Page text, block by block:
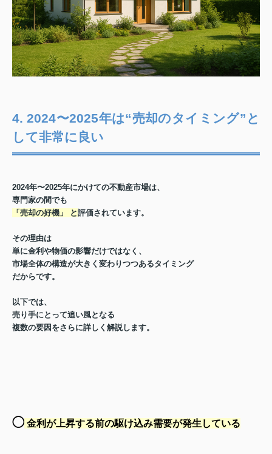
4. 2024〜2025年は“売却のタイミング”と
して非常に良い
2024年〜2025年にかけての不動産市場は、
専門家の間でも
「売却の好機」
と評価されています。
その理由は
単に金利や物価の影響だけではなく、
市場全体の構造が大きく変わりつつあるタイミング
だからです。
以下では、
売り手にとって追い風となる
複数の要因をさらに詳しく解説します。
◯ 金利が上昇する前の駆け込み需要が発生している